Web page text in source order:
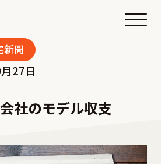
メニ
新聞
27日
社のモデル収支